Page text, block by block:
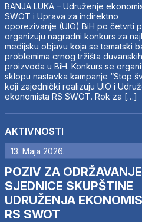
BANJA LUKA – Udruženje
SWOT i Uprava za indirektno
oporezivanje (UIO) BiH po četvrti
organizuju nagradni konkurs za
medijsku objavu koja se tematski
problemima crnog tržišta duvanskih
proizvoda u BiH. Konkurs se
sklopu nastavka kampanje “Stop
koji zajednički realizuju UIO i
ekonomista RS SWOT. Rok za […]
AKTIVNOSTI
13. Maja 2026.
POZIV ZA
SJEDNICE SKUPŠTINE
UDRUŽENJA
RS SWOT